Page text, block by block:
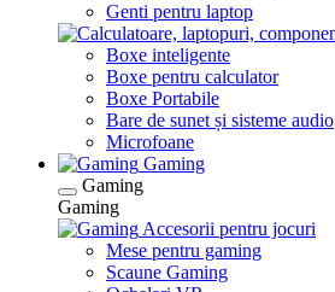
Genti pentru laptop
Boxe inteligente
Boxe pentru calculator
Boxe Portabile
Bare de sunet și sisteme audio
Microfoane
Gaming
Gaming
Gaming
Accesorii pentru jocuri
Mese pentru gaming
Scaune Gaming